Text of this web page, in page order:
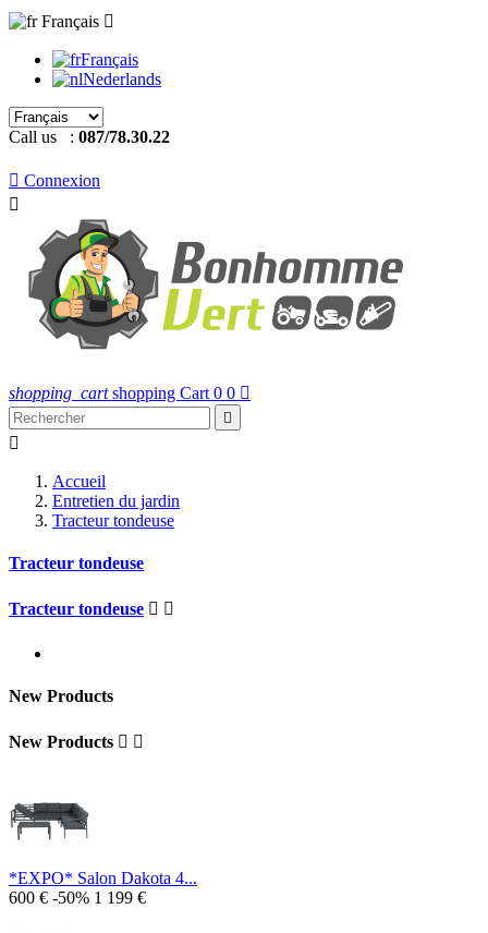
Français 
Français
Nederlands
Call us : 087/78.30.22
 Connexion

shopping_cart shopping Cart 0 0 


Accueil
Entretien du jardin
Tracteur tondeuse
Tracteur tondeuse
Tracteur tondeuse  
New Products
New Products  
*EXPO* Salon Dakota 4...
600 € -50% 1 199 €